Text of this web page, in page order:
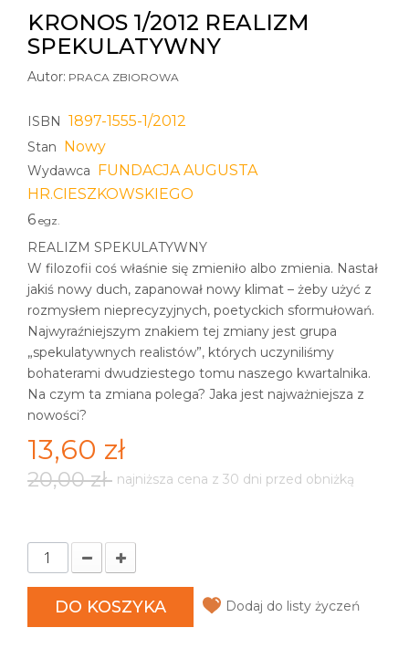
KRONOS 1/2012 REALIZM
SPEKULATYWNY
Autor: PRACA ZBIOROWA
ISBN 1897-1555-1/2012
Stan Nowy
Wydawca FUNDACJA AUGUSTA
HR.CIESZKOWSKIEGO
6 egz.
REALIZM SPEKULATYWNY
W filozofii coś właśnie się zmieniło albo zmienia. Nastał
jakiś nowy duch, zapanował nowy klimat – żeby użyć z
rozmysłem nieprecyzyjnych, poetyckich sformułowań.
Najwyraźniejszym znakiem tej zmiany jest grupa
„spekulatywnych realistów”, których uczyniliśmy
bohaterami dwudziestego tomu naszego kwartalnika.
Na czym ta zmiana polega? Jaka jest najważniejsza z
nowości?
13,60 zł
20,00 zł najniższa cena z 30 dni przed obniżką
DO KOSZYKA Dodaj do listy życzeń